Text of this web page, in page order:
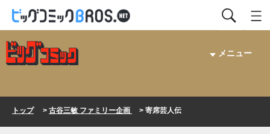
メニュー
トップ> 古谷三敏 ファミリー企画 > 寄席芸人伝